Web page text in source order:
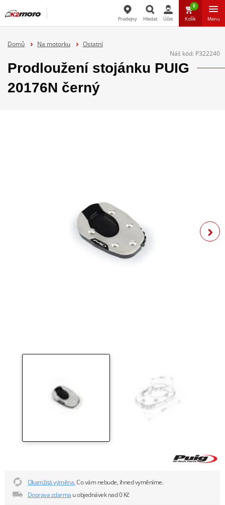
Prodejny Hledat Účet
0
Košík Menu
Domů Na motorku
Ostatní
Náš kód: P322240
Prodloužení stojánku PUIG
20176N černý
Okamžitá výměna.Co vám nebude, ihned vyměníme.
Doprava zdarma u objednávek nad 0 Kč